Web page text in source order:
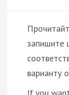
запишите
варианту
If you